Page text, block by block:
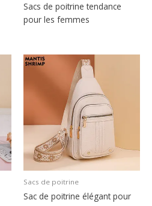
Sacs de poitrine tendance
pour les femmes
Sacs de poitrine
Sac de poitrine élégant pour